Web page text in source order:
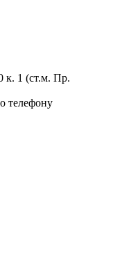
к. 1 (ст.м. Пр.
телефону